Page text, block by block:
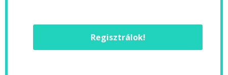
Regisztrálok!